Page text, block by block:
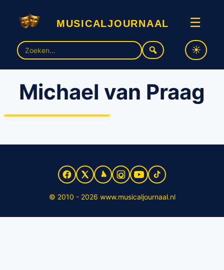
musicaljournaal ☰
Zoek
naar:
Michael van Praag
Michael van Praag stopt bij
© 2010 - 2026 www.musicaljournaal.nl